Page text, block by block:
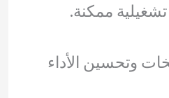
ممكنة.
وتحسين الأداء